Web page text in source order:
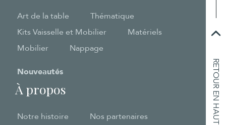
RETOUR EN HAUT
Art de la table
Thématique
Kits Vaisselle et Mobilier
Matériels
Mobilier
Nappage
Nouveautés
À propos
Notre histoire Nos partenaires